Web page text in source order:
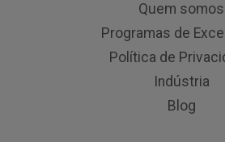
Quem somos
Programas de
Política de
Indústria
Blog